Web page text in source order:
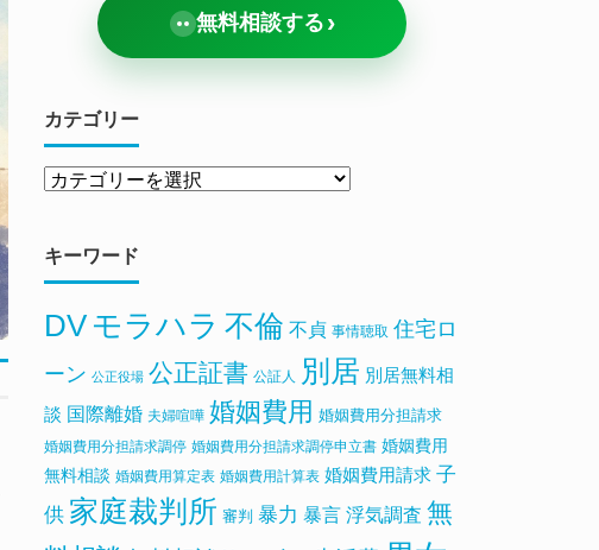
無料相談する ›
カテゴリー
キーワード
DV モラハラ 不倫 不貞 事情聴取 住宅ロ
ーン 公正役場 公正証書 公証人 別居 別居無料相
談 国際離婚 夫婦喧嘩 婚姻費用 婚姻費用分担請求
婚姻費用分担請求調停 婚姻費用分担請求調停申立書 婚姻費用
無料相談 婚姻費用算定表 婚姻費用計算表 婚姻費用請求 子
供 家庭裁判所 審判 暴力 暴言 浮気調査 無